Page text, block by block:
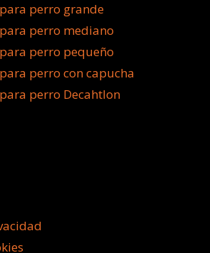
perro grande
perro mediano
perro pequeño
perro con capucha
perro Decahtlon